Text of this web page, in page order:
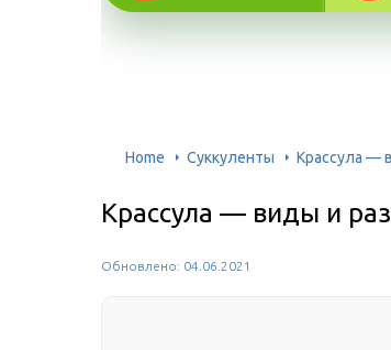
Home Суккуленты Крассула —
Крассула — виды и
Обновлено: 04.06.2021